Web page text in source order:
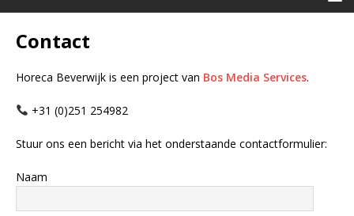
Contact
Horeca Beverwijk is een project van Bos Media Services.
+31 (0)251 254982
Stuur ons een bericht via het onderstaande contactformulier:
Naam